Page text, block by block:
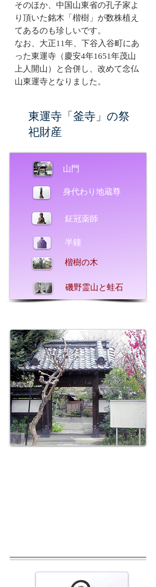
そのほか、中国山東省の孔子家よ
り頂いた銘木「楷樹」が数株植え
てあるのも珍しいです。
なお、大正11年、下谷入谷町にあ
った東運寺（慶安4年1651年茂山
上人開山）と合併し、改めて念仏
山東運寺となりました。
東運寺「釜寺」の祭
祀財産
山門
身代わり地蔵尊
鉦冠薬師
半鐘
楷樹の木
磯野霊山と蛙石